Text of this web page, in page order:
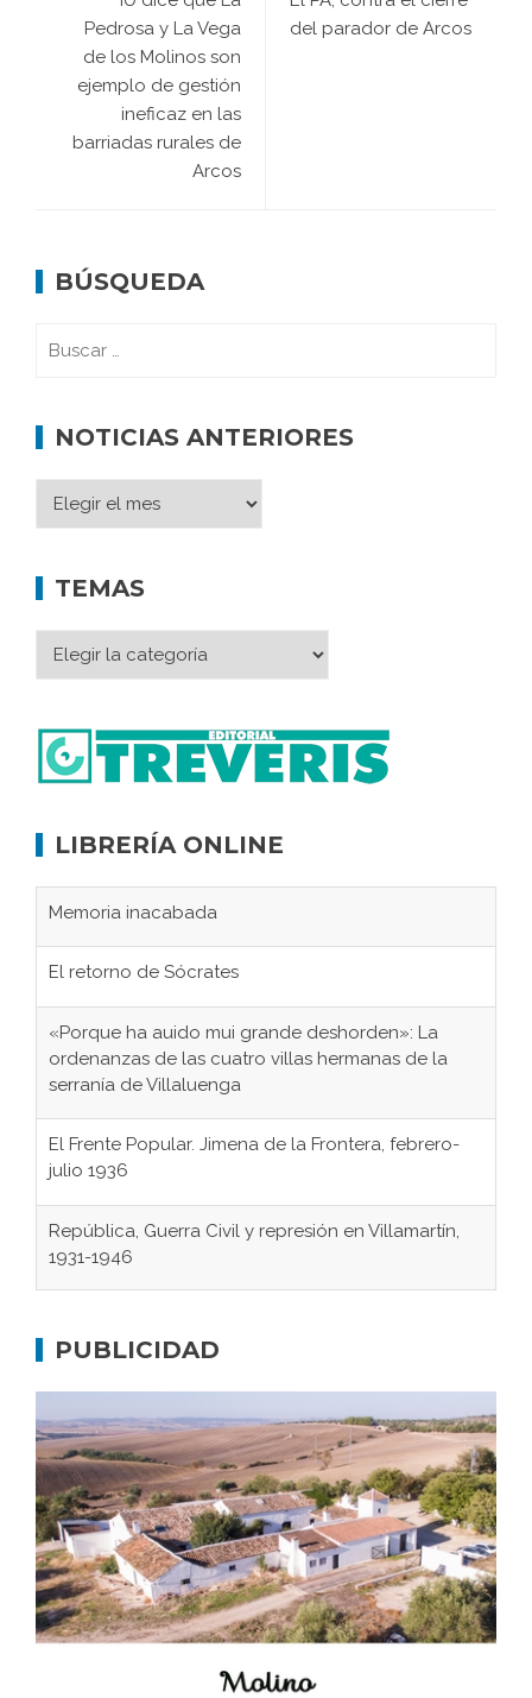
Pedrosa y La Vega
de los Molinos son
ejemplo de gestión
ineficaz en las
barriadas rurales de
Arcos
del parador de Arcos
BÚSQUEDA
NOTICIAS ANTERIORES
TEMAS
LIBRERÍA ONLINE
Memoria inacabada
El retorno de Sócrates
«Porque ha auido mui grande deshorden»: La
ordenanzas de las cuatro villas hermanas de la
serranía de Villaluenga
El Frente Popular. Jimena de la Frontera, febrero-
julio 1936
República, Guerra Civil y represión en Villamartín,
1931-1946
concentración nazis
Bornos
El Frente Popular. Ubrique, febrero-julio 1936
Juntar las letras. La alfabetización en el campo: del
afán de saber a la autogestión
Historia y vivencias del poblado de Los Hurones
PUBLICIDAD